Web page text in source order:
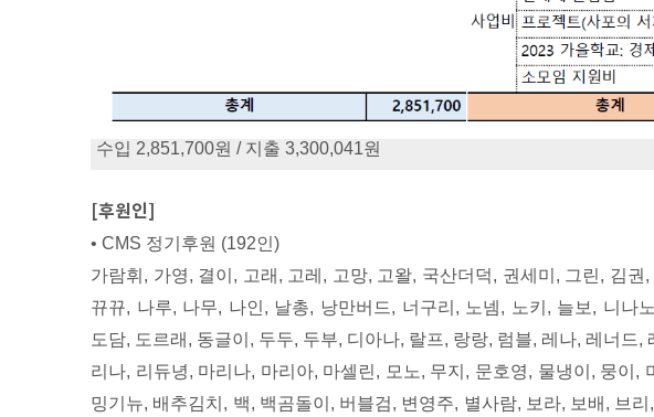
수입 2,851,700원 / 지출 3,300,041원
[후원인]
• CMS 정기후원 (192인)
가람휘, 가영, 결이, 고래, 고레, 고망, 고왈, 국산더덕, 권세미, 그린, 김권
뀨뀨, 나루, 나무, 나인, 날총, 낭만버드, 너구리, 노넴, 노키, 늘보, 니나
도담, 도르래, 동글이, 두두, 두부, 디아나, 랄프, 랑랑, 럼블, 레나, 레너드,
리나, 리듀녕, 마리나, 마리아, 마셀린, 모노, 무지, 문호영, 물냉이, 뭉이,
밍기뉴, 배추김치, 백, 백곰돌이, 버블검, 변영주, 별사람, 보라, 보배, 브